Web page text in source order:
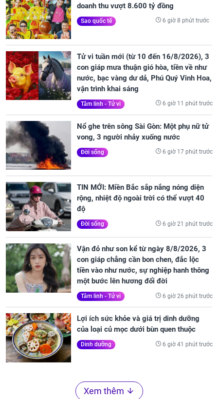
doanh thu vượt 8.600 tỷ đồng
Sao quốc tế 6 giờ 8 phút trước
Tử vi tuần mới (từ 10 đến 16/8/2026), 3
con giáp mưa thuận gió hòa, tiền về như
nước, bạc vàng dư dả, Phú Quý Vinh Hoa,
vận trình khai sáng
Tâm linh - Tử vi 6 giờ 11 phút trước
Nổ ghe trên sông Sài Gòn: Một phụ nữ tử
vong, 3 người nhảy xuống nước
Đời sống 6 giờ 17 phút trước
TIN MỚI: Miền Bắc sắp nắng nóng diện
rộng, nhiệt độ ngoài trời có thể vượt 40
độ
Đời sống 6 giờ 21 phút trước
Vận đỏ như son kể từ ngày 8/8/2026, 3
con giáp chẳng cần bon chen, đắc lộc
tiền vào như nước, sự nghiệp hanh thông
một bước lên hương đổi đời
Tâm linh - Tử vi 6 giờ 26 phút trước
Lợi ích sức khỏe và giá trị dinh dưỡng
của loại củ mọc dưới bùn quen thuộc
Dinh dưỡng 6 giờ 41 phút trước
Xem thêm